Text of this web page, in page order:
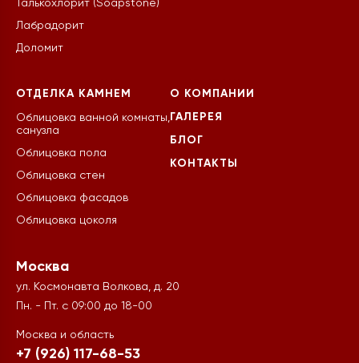
Талькохлорит (Soapstone)
Лабрадорит
Доломит
ОТДЕЛКА КАМНЕМ
Облицовка ванной комнаты,
санузла
Облицовка пола
Облицовка стен
Облицовка фасадов
Облицовка цоколя
О КОМПАНИИ
ГАЛЕРЕЯ
БЛОГ
КОНТАКТЫ
Москва
ул. Космонавта Волкова, д. 20
Пн. - Пт. с 09:00 до 18-00
Москва и область
+7 (926) 117-68-53